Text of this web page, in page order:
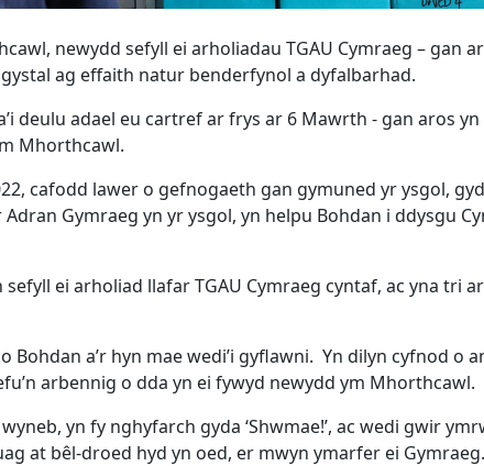
newydd sefyll ei arholiadau TGAU Cymraeg – gan
ag effaith natur benderfynol a dyfalbarhad.
deulu adael eu cartref ar frys ar 6 Mawrth - gan aros
Mhorthcawl.
cafodd lawer o gefnogaeth gan gymuned yr ysgol,
Gymraeg yn yr ysgol, yn helpu Bohdan i ddysgu
ei arholiad llafar TGAU Cymraeg cyntaf, ac yna tri
Bohdan a’r hyn mae wedi’i gyflawni. Yn dilyn cyfnod o
arbennig o dda yn ei fywyd newydd ym Mhorthcawl.
yn fy nghyfarch gyda ‘Shwmae!’, ac wedi gwir
at bêl-droed hyd yn oed, er mwyn ymarfer ei Gymraeg.